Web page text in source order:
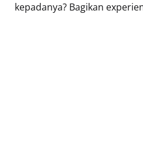
kepadanya? Bagikan